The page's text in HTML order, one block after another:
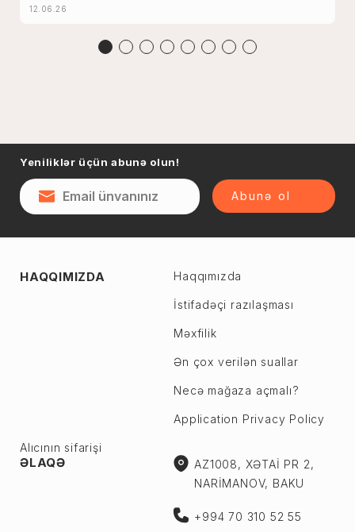
12.06.26
Yeniliklər üçün abunə olun!
Abunə ol
HAQQIMIZDA Haqqımızda
İstifadəçi razılaşması
Məxfilik
Ən çox verilən suallar
Necə mağaza açmalı?
Application Privacy Policy
Alıcının sifarişi
ƏLAQƏ
AZ1008, XƏTAİ PR 2,
NARİMANOV, BAKU
+994 70 310 52 55